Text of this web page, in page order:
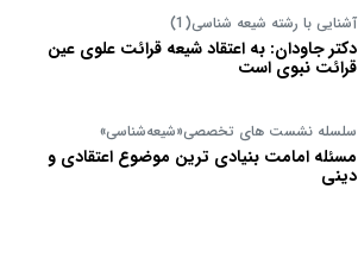
آشنایی با رشته شیعه شناسی(1)
دکتر جاودان: به اعتقاد شیعه قرائت علوی عین
قرائت نبوی است
سلسله نشست‌ های تخصصی«شیعه‌شناسی»
مسئله امامت بنیادی ترین موضوع اعتقادی و
دینی